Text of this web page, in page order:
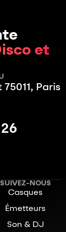
et
Paris
SUIVEZ-NOUS
Casques
Émetteurs
Son & DJ